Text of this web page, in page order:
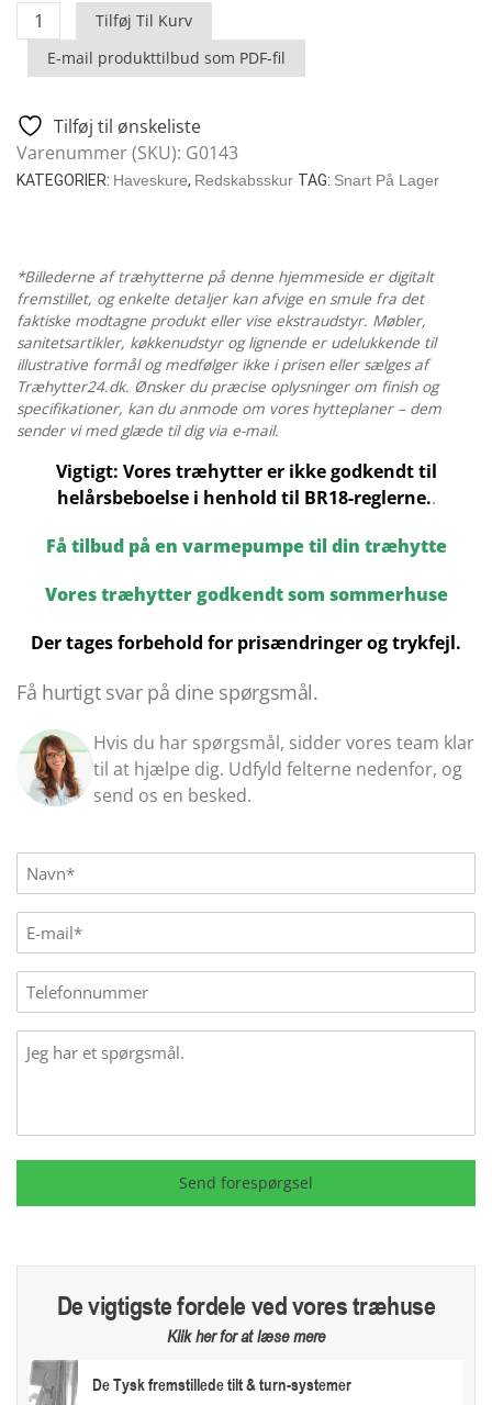
Redskabsskur
Lucas
9
M2
/
3
X
3
M
antal
Tilføj Til Kurv
E-mail produkttilbud som PDF-fil
Tilføj til ønskeliste
Varenummer (SKU): G0143
KATEGORIER: Haveskure, Redskabsskur TAG: Snart På Lager
*Billederne af træhytterne på denne hjemmeside er digitalt
fremstillet, og enkelte detaljer kan afvige en smule fra det
faktiske modtagne produkt eller vise ekstraudstyr. Møbler,
sanitetsartikler, køkkenudstyr og lignende er udelukkende til
illustrative formål og medfølger ikke i prisen eller sælges af
Træhytter24.dk. Ønsker du præcise oplysninger om finish og
specifikationer, kan du anmode om vores hytteplaner – dem
sender vi med glæde til dig via e-mail.
Vigtigt: Vores træhytter er ikke godkendt til
helårsbeboelse i henhold til BR18-reglerne..
Få tilbud på en varmepumpe til din træhytte
Vores træhytter godkendt som sommerhuse
Der tages forbehold for prisændringer og trykfejl.
Få hurtigt svar på dine spørgsmål.
Hvis du har spørgsmål, sidder vores team klar
til at hjælpe dig. Udfyld felterne nedenfor, og
send os en besked.
Name(Påkrævet)
E-
mail(Påkrævet)
Phone
Message
Send forespørgsel
De vigtigste fordele ved vores træhuse
Klik her for at læse mere
De Tysk fremstillede tilt & turn-systemer